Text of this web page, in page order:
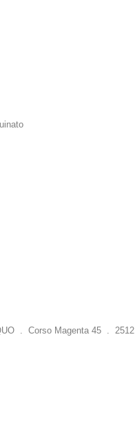
. Corso Magenta 45 .